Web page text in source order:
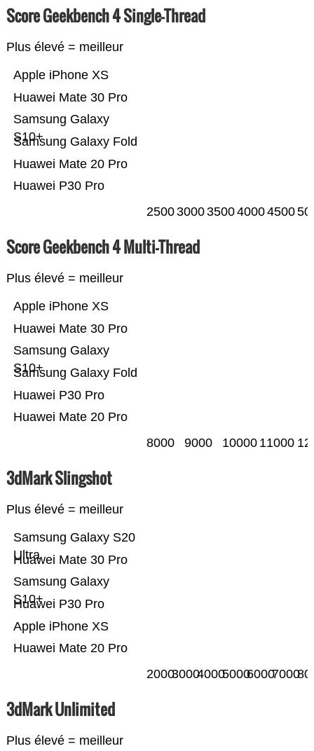
Score Geekbench 4 Single-Thread
Plus élevé = meilleur
Huawei P30 Pro
Huawei Mate 20 Pro
Samsung Galaxy Fold
Samsung Galaxy
S10+
Huawei Mate 30 Pro
Apple iPhone XS
25003000350040004500
Score Geekbench 4 Multi-Thread
Plus élevé = meilleur
Huawei Mate 20 Pro
Huawei P30 Pro
Samsung Galaxy Fold
Samsung Galaxy
S10+
Huawei Mate 30 Pro
Apple iPhone XS
8000 9000 10000 11000
3dMark Slingshot
Plus élevé = meilleur
Huawei Mate 20 Pro
Apple iPhone XS
Huawei P30 Pro
Samsung Galaxy
S10+
Huawei Mate 30 Pro
Samsung Galaxy S20
Ultra
200030004000500060007000
3dMark Unlimited
Plus élevé = meilleur